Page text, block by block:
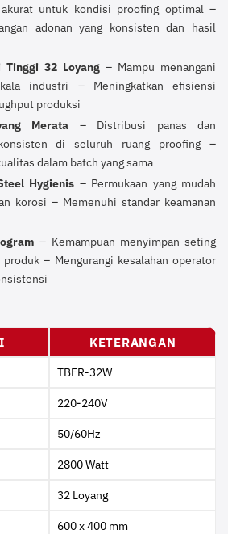
akurat untuk kondisi proofing optimal –
adonan yang konsisten dan hasil
Tinggi 32 Loyang– Mampu menangani
industri – Meningkatkan efisiensi
produksi
Merata – Distribusi panas dan
di seluruh ruang proofing –
dalam batch yang sama
Hygienis – Permukaan yang mudah
korosi – Memenuhi standar keamanan
– Kemampuan menyimpan seting
– Mengurangi kesalahan operator
KETERANGAN
TBFR-32W
220-240V
50/60Hz
2800 Watt
32 Loyang
600 x 400 mm